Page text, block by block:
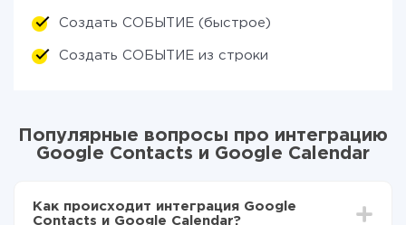
Создать СОБЫТИЕ (быстрое)
Создать СОБЫТИЕ из строки
Популярные вопросы про интеграцию
Google Contacts и Google Calendar
Как происходит интеграция Google
Contacts и Google Calendar?